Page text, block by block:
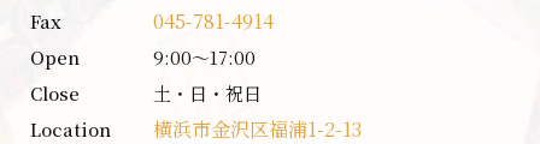
Fax
045-781-4914
Open
9:00〜17:00
Close
土・日・祝日
Location
横浜市金沢区福浦1-2-13